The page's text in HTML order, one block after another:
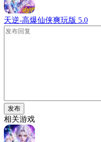
天逆-高爆仙侠爽玩版 5.0
发布
相关游戏